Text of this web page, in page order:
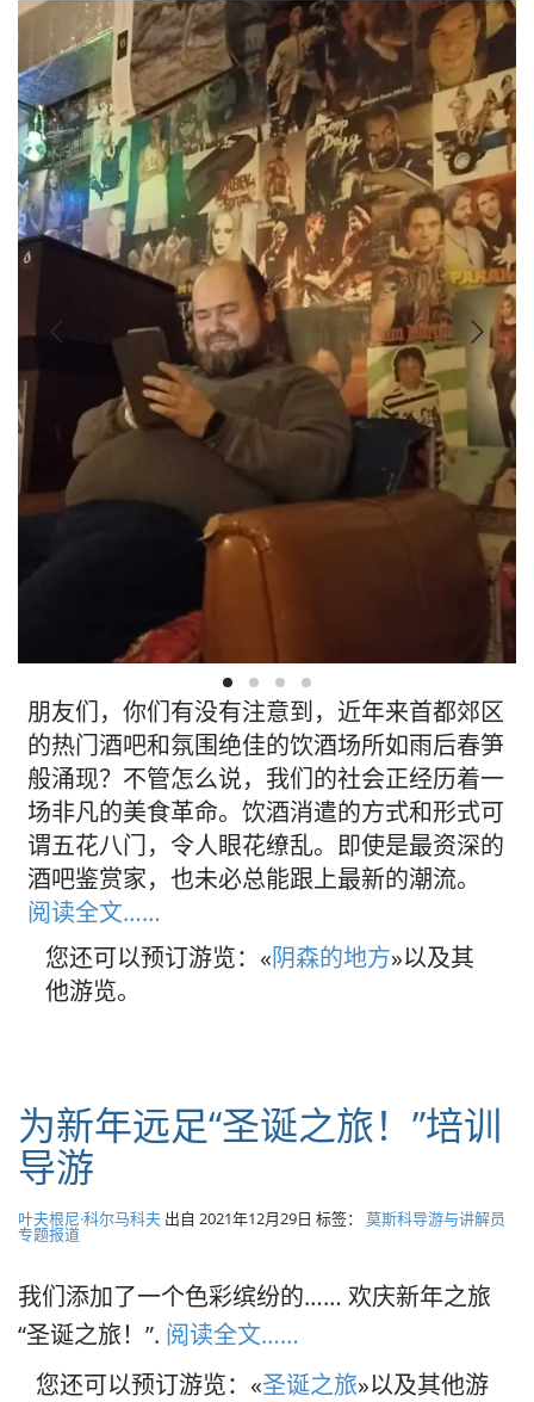
朋友们，你们有没有注意到，近年来首都郊区
的热门酒吧和氛围绝佳的饮酒场所如雨后春笋
般涌现？不管怎么说，我们的社会正经历着一
场非凡的美食革命。饮酒消遣的方式和形式可
谓五花八门，令人眼花缭乱。即使是最资深的
酒吧鉴赏家，也未必总能跟上最新的潮流。
阅读全文……
您还可以预订游览：«阴森的地方»以及其
他游览。
为新年远足“圣诞之旅！”培训
导游
叶夫根尼·科尔马科夫 出自 2021年12月29日 标签： 莫斯科导游与讲解员
专题报道
我们添加了一个色彩缤纷的…… 欢庆新年之旅
“圣诞之旅！”. 阅读全文……
您还可以预订游览：«圣诞之旅»以及其他游